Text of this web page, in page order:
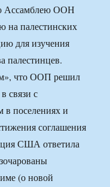
Ассамблею ООН
на палестинских
для изучения
палестинцев.
что ООП решил
связи с
в поселениях и
соглашения
США ответила
(о новой